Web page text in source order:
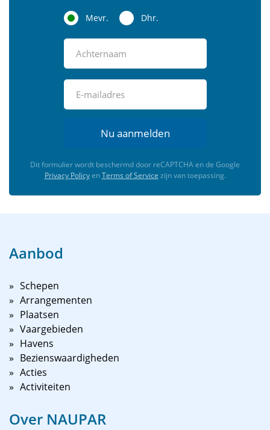
Mevr. Dhr.
Nu aanmelden
Dit formulier wordt beschermd door reCAPTCHA en de Google
Privacy PolicyenTerms of Service zijn van toepassing.
Aanbod
Schepen
Arrangementen
Plaatsen
Vaargebieden
Havens
Bezienswaardigheden
Acties
Activiteiten
Over NAUPAR